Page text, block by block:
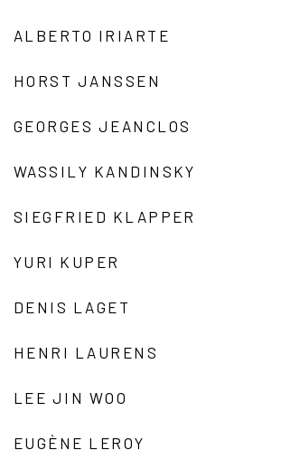
ALBERTO IRIARTE
HORST JANSSEN
GEORGES JEANCLOS
WASSILY KANDINSKY
SIEGFRIED KLAPPER
YURI KUPER
DENIS LAGET
HENRI LAURENS
LEE JIN WOO
EUGÈNE LEROY